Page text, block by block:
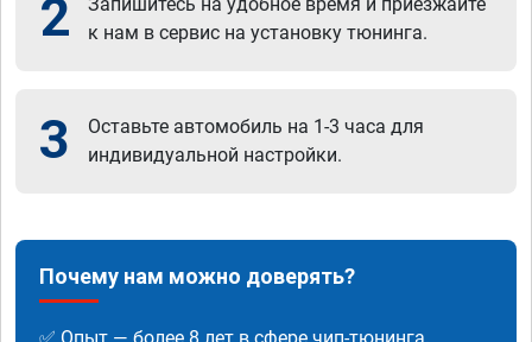
2
к нам в сервис на установку тюнинга.
3
Оставьте автомобиль на 1-3 часа для
индивидуальной настройки.
Почему нам можно доверять?